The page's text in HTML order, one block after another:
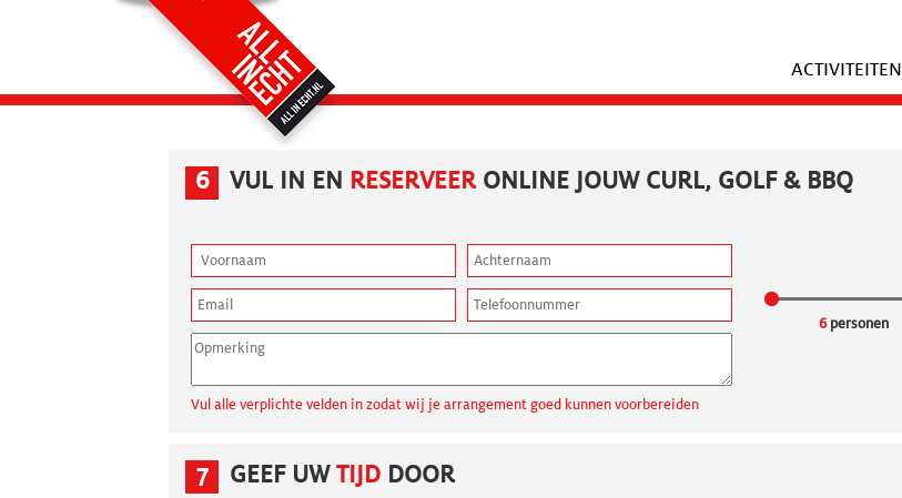
ACTIVITEITEN
6 VUL IN EN RESERVEERONLINE JOUW CURL, GOLF & BBQ
Vul alle verplichte velden in zodat wij je arrangement goed kunnen voorbereiden
6personen
7 GEEF UWTIJD DOOR